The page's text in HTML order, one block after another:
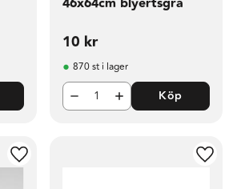
10 kr
870 st i lager
Köp
Lägg till i favoriter Lägg